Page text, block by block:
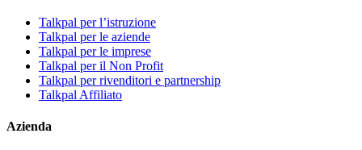
Talkpal per l’istruzione
Talkpal per le aziende
Talkpal per le imprese
Talkpal per il Non Profit
Talkpal per rivenditori e partnership
Talkpal Affiliato
Azienda